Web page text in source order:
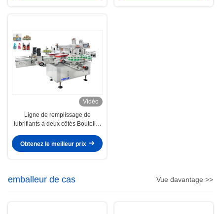
Vidéo
Ligne de remplissage de
lubrifiants à deux côtés Bouteille
adhésif automatique
Obtenez le meilleur prix
emballeur de cas Vue davantage >>